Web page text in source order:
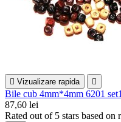
 Vizualizare rapida 
Bile cub 4mm*4mm 6201 set1
87,60 lei
Rated out of 5 stars based on